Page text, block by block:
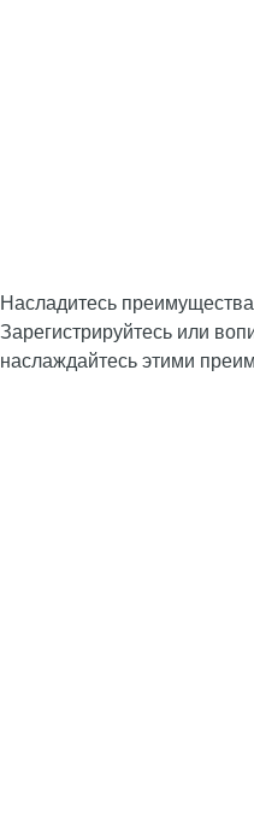
Насладитесь
Зарегистрируйтесь или
наслаждайтесь этими